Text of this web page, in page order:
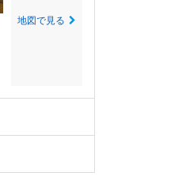
地図で見る